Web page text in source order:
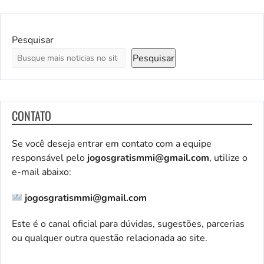
Pesquisar
Pesquisar
CONTATO
Se você deseja entrar em contato com a equipe
responsável pelojogosgratismmi@gmail.com, utilize o
e-mail abaixo:
jogosgratismmi@gmail.com
Este é o canal oficial para dúvidas, sugestões, parcerias
ou qualquer outra questão relacionada ao site.